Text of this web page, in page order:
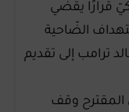
قرارًا يقضي
الضّاحية
ترامب إلى تقديم
وقف